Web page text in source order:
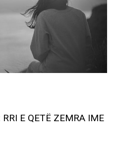
E QETË ZEMRA IME